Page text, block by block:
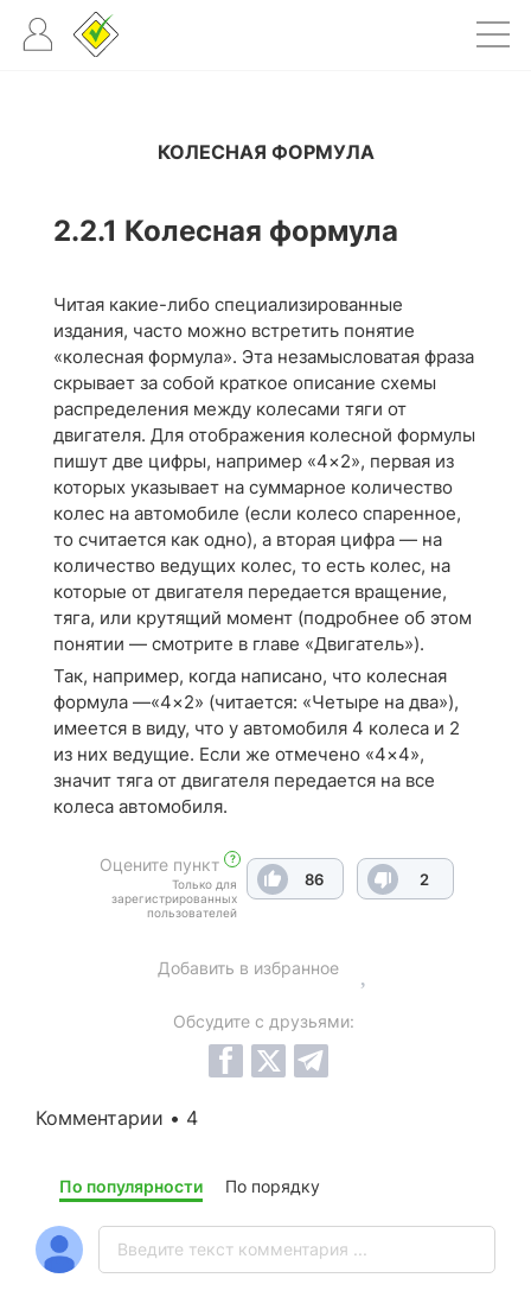
КОЛЕСНАЯ ФОРМУЛА
2.2.1 Колесная формула
Читая какие-либо специализированные
издания, часто можно встретить понятие
«колесная формула». Эта незамысловатая фраза
скрывает за собой краткое описание схемы
распределения между колесами тяги от
двигателя. Для отображения колесной формулы
пишут две цифры, например «4×2», первая из
которых указывает на суммарное количество
колес на автомобиле (если колесо спаренное,
то считается как одно), а вторая цифра — на
количество ведущих колес, то есть колес, на
которые от двигателя передается вращение,
тяга, или крутящий момент (подробнее об этом
понятии — смотрите в главе «Двигатель»).
Так, например, когда написано, что колесная
формула —«4×2» (читается: «Четыре на два»),
имеется в виду, что у автомобиля 4 колеса и 2
из них ведущие. Если же отмечено «4×4»,
значит тяга от двигателя передается на все
колеса автомобиля.
Оцените пункт ?
Только для
зарегистрированных
пользователей
86 2
Добавить в избранное
Обсудите с друзьями:
Комментарии • 4
По популярности По порядку